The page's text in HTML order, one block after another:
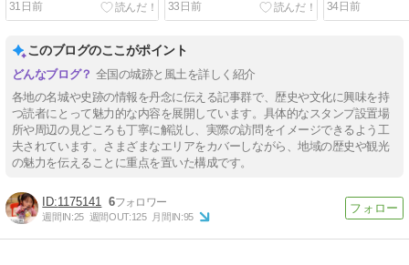
31日前
33日前
34日前
このブログのここがポイント
全国の城跡と風土を詳しく紹介
各地の名城や史跡の情報を丹念に伝える記事群で、歴史や文化に興味を持
つ読者にとって魅力的な内容を展開しています。具体的なスタンプ設置場
所や周辺の見どころも丁寧に解説し、実際の訪問をイメージできるよう工
夫されています。さまざまなエリアをカバーしながら、地域の歴史や観光
の魅力を伝えることに重点を置いた構成です。
1175141 6
週間IN:25 週間OUT:125 月間IN:95